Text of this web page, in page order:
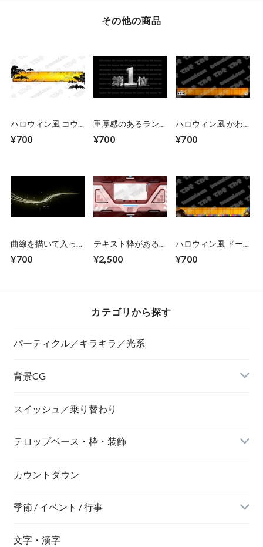
その他の商品
ハロウィン風 コウ
ロップ枠が出てくる
¥700
重厚感のあるランキ
1位 シルバー
¥700
ハロウィン風 かわ
ク柄のフレーム枠
¥700
曲線を描いて入って
黄色
¥700
テキスト枠がある
素材 上下から
¥2,500
ハロウィン風 ドー
テロップベースが出
¥700
カテゴリから探す
パーティクル／キラキラ／光系
背景CG
ニュース風
デジタル風
スイッシュ／乗り替わり
テロップベース・枠・装飾
ネオン風
カウントダウン
季節 / イベント / 行事
文字・漢字